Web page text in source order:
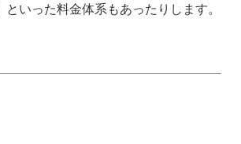
といった料金体系もあったりします。